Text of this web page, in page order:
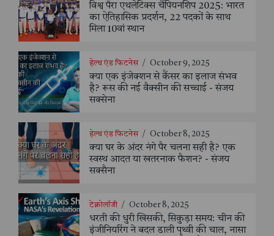
विश्व पैरा एथलेटिक्स चैंपियनशिप 2025: भारत
का ऐतिहासिक प्रदर्शन, 22 पदकों के साथ
मिला 10वां स्थान
हेल्थ एंड फिटनेस / October 9, 2025
क्या एक इंजेक्शन से कैंसर का इलाज संभव
है? रूस की नई वैक्सीन की सच्चाई - संजय
सक्सेना
हेल्थ एंड फिटनेस / October 8, 2025
क्या घर के अंदर नंगे पैर चलना सही है? एक
स्वस्थ आदत या खतरनाक फैशन? - संजय
सक्सैना
टेक्नोलॉजी / October 8, 2025
धरती की धुरी खिसकी, सिकुड़ा समय: चीन की
इंजीनियरिंग ने बदल डाली पृथ्वी की चाल, नासा